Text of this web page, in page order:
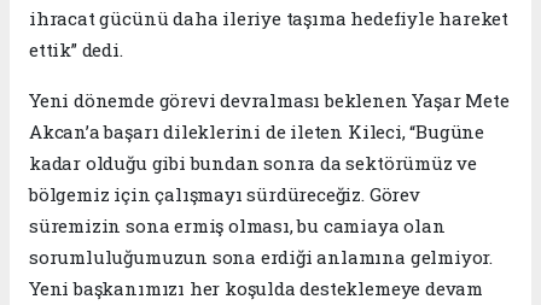
ihracat gücünü daha ileriye taşıma hedefiyle hareket
ettik” dedi.
Yeni dönemde görevi devralması beklenen Yaşar Mete
Akcan’a başarı dileklerini de ileten Kileci, “Bugüne
kadar olduğu gibi bundan sonra da sektörümüz ve
bölgemiz için çalışmayı sürdüreceğiz. Görev
süremizin sona ermiş olması, bu camiaya olan
sorumluluğumuzun sona erdiği anlamına gelmiyor.
Yeni başkanımızı her koşulda desteklemeye devam